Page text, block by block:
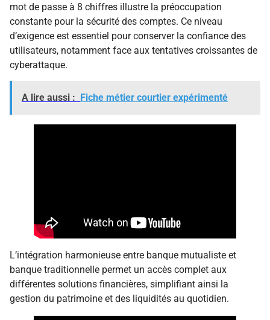
mot de passe à 8 chiffres illustre la préoccupation
constante pour la sécurité des comptes. Ce niveau
d’exigence est essentiel pour conserver la confiance des
utilisateurs, notamment face aux tentatives croissantes de
cyberattaque.
A lire aussi : Fiche métier courtier expérimenté
L’intégration harmonieuse entre banque mutualiste et
banque traditionnelle permet un accès complet aux
différentes solutions financières, simplifiant ainsi la
gestion du patrimoine et des liquidités au quotidien.